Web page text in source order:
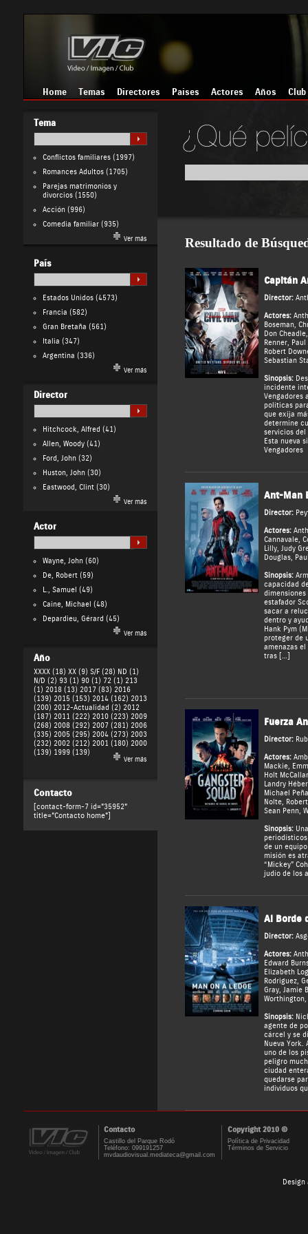
Home Temas Directores Países Actores Años Club
Tema
Conflictos familiares(1997)
Romances Adultos(1705)
Parejas matrimonios y
divorcios(1550)
Acción(996)
Comedia familiar(935)
Ver más
País
Estados Unidos(4573)
Francia (582)
Gran Bretaña (561)
Italia (347)
Argentina (336)
Ver más
Director
Hitchcock, Alfred (41)
Allen, Woody(41)
Ford, John(32)
Huston, John(30)
Eastwood, Clint(30)
Ver más
Actor
Wayne, John(60)
De, Robert(59)
L., Samuel (49)
Caine, Michael (48)
Depardieu, Gérard (45)
Ver más
Año
XXXX (18) XX (9) S/F (28) ND (1)
N/D (2) 93 (1) 90 (1) 72 (1) 213
(1) 2018 (13) 2017 (83) 2016
(139) 2015 (153) 2014 (162) 2013
(200) 2012-Actualidad (2) 2012
(187) 2011 (222) 2010 (223) 2009
(268) 2008 (292) 2007 (281) 2006
(335) 2005 (295) 2004 (273) 2003
(232) 2002 (212) 2001 (180) 2000
(139) 1999 (139)
Ver más
Contacto
[contact-form-7 id="35952"
title="Contacto home"]
Resultado de
Capitán
Director:
Actores:
Boseman,
Don Cheadle
Renner,
Robert
Sebastian
Sinopsis:
incidente
Vengadores
políticas
que exija
determine
servicios del
Esta nueva
Vengadores
Ant-Man
Director:
Actores:
Cannavale,
Lilly, Judy
Douglas,
Sinopsis:
capacidad
estafador
sacar a
dentro y
Hank Pym
proteger de
amenazas
tras […]
Fuerza
Director:
Actores:
Mackie,
Holt
Landry
Michael Peña
Nolte,
Sean Penn,
Sinopsis:
de un
misión es
“Mickey”
judío de los
Al Borde
Director:
Actores:
Edward
Elizabeth
Rodriguez,
Gray, Jamie
Worthington,
Sinopsis:
agente de
cárcel y se
Nueva York.
uno de los
peligro
ciudad
quedarse
individuos
Contacto Copyright 2010 ©
Castillo del Parque Rodó
Teléfono: 099191257
mvdaudiovisual.mediateca@gmail.com
Política de Privacidad
Términos de Servicio